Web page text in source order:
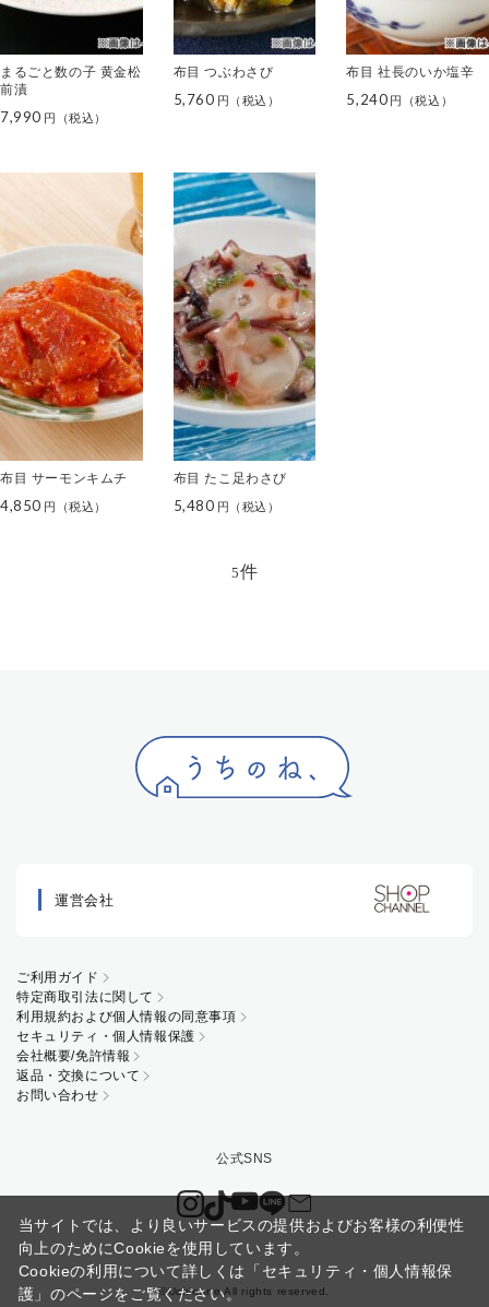
まるごと数の子 黄金松
前漬
7,990
布目 つぶわさび
5,760
布目 社長のいか塩辛
5,240
布目 サーモンキムチ
4,850
布目 たこ足わさび
5,480
5件
運営会社
ご利用ガイド
特定商取引法に関して
利用規約および個人情報の同意事項
セキュリティ・個人情報保護
会社概要/免許情報
返品・交換について
お問い合わせ
©Uchinone All rights reserved.
当サイトでは、より良いサービスの提供およびお客様の利便性
向上のためにCookieを使用しています。
Cookieの利用について詳しくは
「セキュリティ・個人情報保
護」 のページをご覧ください。